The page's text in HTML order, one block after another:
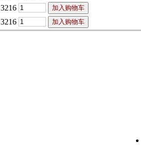
3216
3216